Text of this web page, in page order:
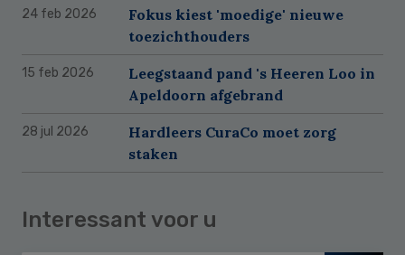
24 feb 2026
Fokus kiest 'moedige' nieuwe
toezichthouders
15 feb 2026
Leegstaand pand 's Heeren Loo in
Apeldoorn afgebrand
28 jul 2026
Hardleers CuraCo moet zorg
staken
Interessant voor u